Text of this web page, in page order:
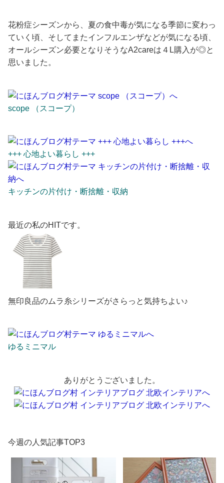
花粉症シーズンから、夏の食中毒が気になる季節に変わっ
ていく頃、そしてまたインフルエンザなどが気になる頃、
オールシーズン必要となりそうなA2careは４L購入が◎と
思いました。
scope （スコープ）
+++ 心地よい暮らし +++
キッチンの片付け・断捨離・収納
最近の私のHITです。
無印良品のムラ糸シリーズがさらっと気持ちよい♪
ゆるミニマル
ありがとうございました。
今週の人気記事TOP3